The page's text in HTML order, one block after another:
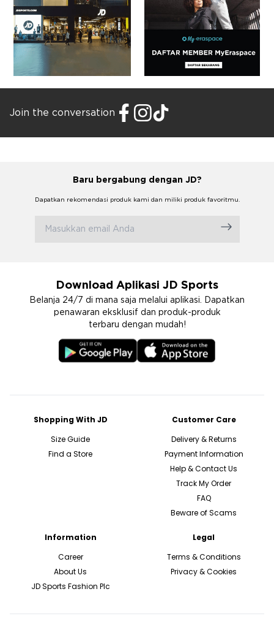
Join the conversation
Baru bergabung dengan JD?
Dapatkan rekomendasi produk kami dan miliki produk favoritmu.
Download Aplikasi JD Sports
Belanja 24/7 di mana saja melalui aplikasi. Dapatkan
penawaran eksklusif dan produk-produk
terbaru dengan mudah!
Shopping With JD
Size Guide
Find a Store
Customer Care
Delivery & Returns
Payment Information
Help & Contact Us
Track My Order
FAQ
Beware of Scams
Information
Career
About Us
JD Sports Fashion Plc
Legal
Terms & Conditions
Privacy & Cookies